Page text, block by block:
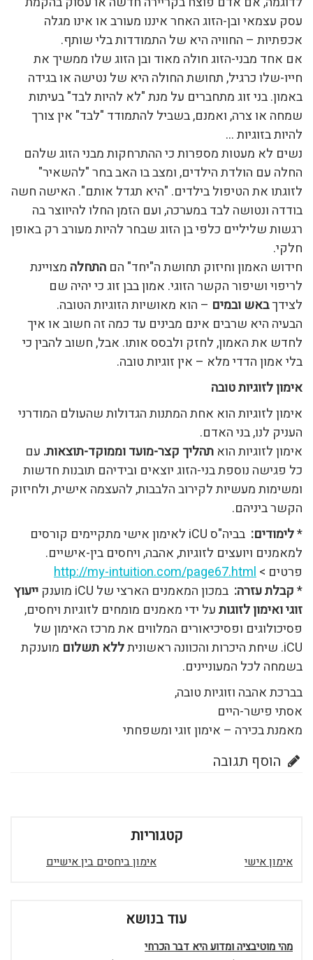
עסק עצמאי ובן-הזוג האחר איננו מעורב או אינו מגלה
אכפתיות – החוויה היא של התמודדות בלי שותף.
אם אחד מבני-הזוג חולה מאוד ובן הזוג שלו ממשיך את
חייו-שלו כרגיל, תחושת החולה היא של נטישה או בגידה
באמון. בני זוג מתחברים על מנת "לא להיות לבד" בעיתות
שמחה או צרה, ואמנם, בשביל להתמודד "לבד" אין צורך
להיות בזוגיות …
נשים לא מעטות מספרות כי ההתרחקות מבני הזוג שלהם
החלה עם הולדת הילדים, ומצב בו האב בחר "להשאיר"
לזוגתו את הטיפול בילדים. "היא תגדל אותם". האישה חשה
בודדה ונטושה לבד במערכה, ועם הזמן החלו להיווצר בה
רגשות שליליים כלפי בן הזוג שבחר להיות מעורב רק באופן
חלקי.
חידוש האמון וחיזוק תחושת ה"יחד" הם התחלה מצויינת
לריפוי ושיפור הקשר הזוגי. אמון בבן זוג כי יהיה שם
לצידךבאש ובמים – הוא מאושיות הזוגיות הטובה.
הבעיה היא שרבים אינם מבינים עד כמה זה חשוב או איך
לחדש את האמון, לחזק ולבסס אותו. אבל, חשוב להבין כי
בלי אמון הדדי מלא – אין זוגיות טובה.
אימון לזוגיות טובה
אימון לזוגיות הוא אחת המתנות הגדולות שהעולם המודרני
העניק לנו, בני האדם.
אימון לזוגיות הוא תהליך קצר-מועד וממוקד-תוצאות. עם
כל פגישה נוספת בני-הזוג יוצאים ובידיהם תובנות חדשות
ומשימות מעשיות לקירוב הלבבות, להעצמה אישית, ולחיזוק
הקשר ביניהם.
*לימודים:
בביה"ס iCU לאימון אישי מתקיימים קורסים
למאמנים ויועצים לזוגיות, אהבה, ויחסים בין-אישיים.
פרטים >http://my-intuition.com/page67.html
*קבלת עזרה: במכון המאמנים הארצי של iCU מוענק
ייעוץ
זוגי ואימון לזוגותעל ידי מאמנים מומחים לזוגיות ויחסים,
פסיכולוגים ופסיכיאורים המלווים את מרכז האימון של
iCU. שיחת היכרות והכוונה ראשונית
ללא תשלום מוענקת
בשמחה לכל המעוניינים.
בברכת אהבה וזוגיות טובה,
אסתי פישר-היים
מאמנת בכירה – אימון זוגי ומשפחתי
הוסף תגובה
קטגוריות
אימון אישי אימון ביחסים בין אישיים
עוד בנושא
מהי מוטיבציה ומדוע היא דבר הכרחי